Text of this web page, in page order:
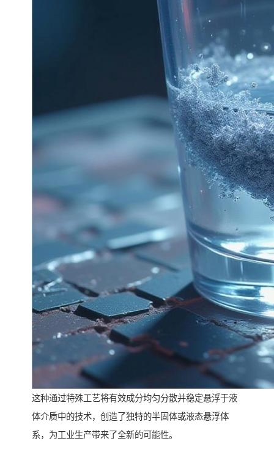
这种通过特殊工艺将有效成分均匀分散并稳定悬浮于液
体介质中的技术，创造了独特的半固体或液态悬浮体
系，为工业生产带来了全新的可能性。